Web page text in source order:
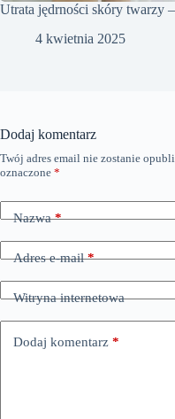
Utrata jędrności skóry twarzy
4 kwietnia 2025
Dodaj komentarz
Twój adres email nie zostanie
oznaczone *
Nazwa*
Adres e-mail*
Witryna internetowa
Dodaj komentarz *